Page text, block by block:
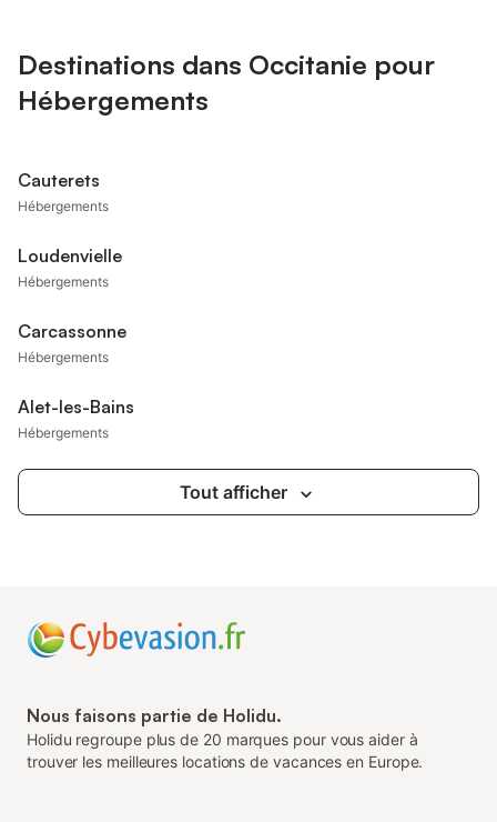
Destinations dans Occitanie pour
Hébergements
Cauterets
Hébergements
Loudenvielle
Hébergements
Carcassonne
Hébergements
Alet-les-Bains
Hébergements
Tout afficher
Nous faisons partie de Holidu.
Holidu regroupe plus de 20 marques pour vous aider à
trouver les meilleures locations de vacances en Europe.